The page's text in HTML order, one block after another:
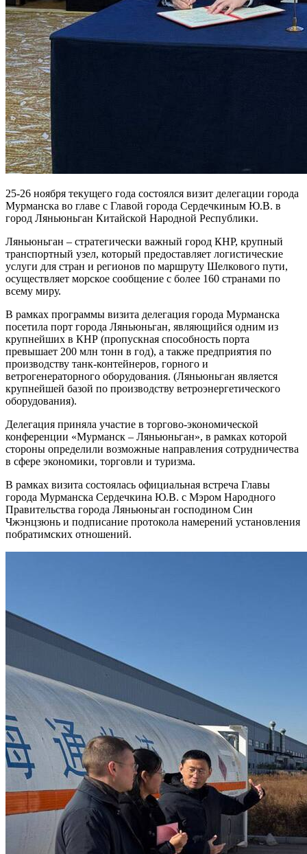
25-26 ноября текущего года состоялся визит делегации города
Мурманска во главе с Главой города Сердечкиным Ю.В. в
город Ляньюньган Китайской Народной Республики.
Ляньюньган – стратегически важный город КНР, крупный
транспортный узел, который предоставляет логистические
услуги для стран и регионов по маршруту Шелкового пути,
осуществляет морское сообщение с более 160 странами по
всему миру.
В рамках программы визита делегация города Мурманска
посетила порт города Ляньюньган, являющийся одним из
крупнейших в КНР (пропускная способность порта
превышает 200 млн тонн в год), а также предприятия по
производству танк-контейнеров, горного и
ветрогенераторного оборудования. (Ляньюньган является
крупнейшей базой по производству ветроэнергетического
оборудования).
Делегация приняла участие в торгово-экономической
конференции «Мурманск – Ляньюньган», в рамках которой
стороны определили возможные направления сотрудничества
в сфере экономики, торговли и туризма.
В рамках визита состоялась официальная встреча Главы
города Мурманска Сердечкина Ю.В. с Мэром Народного
Правительства города Ляньюньган господином Син
Чжэнцзюнь и подписание протокола намерений установления
побратимских отношений.